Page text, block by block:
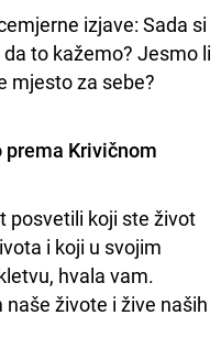
izjave: Sada si
to kažemo? Jesmo li
mjesto za sebe?
prema Krivičnom
posvetili koji ste život
i koji u svojim
hvala vam.
živote i žive naših